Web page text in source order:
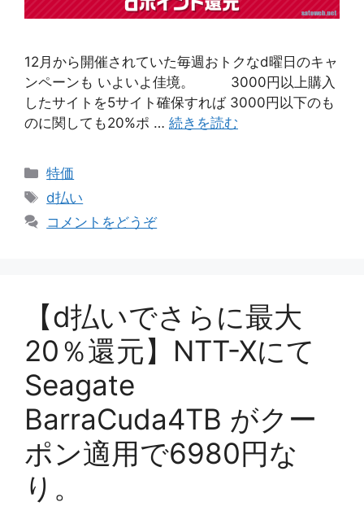
12月から開催されていた毎週おトクなd曜日のキャ
ンペーンも いよいよ佳境。 3000円以上購入
したサイトを5サイト確保すれば 3000円以下のも
のに関しても20%ポ … 続きを読む
カ
テ
リ
特価
タ
グ
d払い
コメントをどうぞ
【d払いでさらに最大
20％還元】NTT-Xにて
Seagate
BarraCuda4TB がクー
ポン適用で6980円な
り。